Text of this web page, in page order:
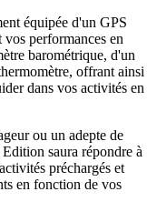
équipée d'un GPS
performances en
barométrique, d'un
offrant ainsi
dans vos activités en
ou un adepte de
saura répondre à
préchargés et
en fonction de vos